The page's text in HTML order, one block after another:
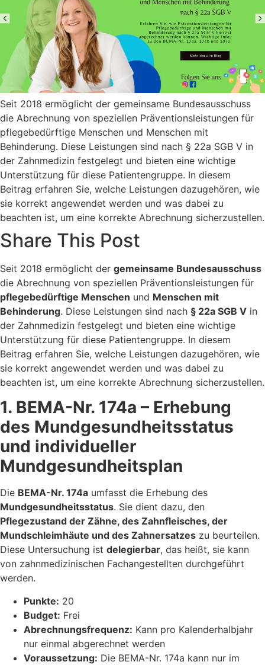
Seit 2018 ermöglicht der gemeinsame Bundesausschuss
die Abrechnung von speziellen Präventionsleistungen für
pflegebedürftige Menschen und Menschen mit
Behinderung. Diese Leistungen sind nach § 22a SGB V in
der Zahnmedizin festgelegt und bieten eine wichtige
Unterstützung für diese Patientengruppe. In diesem
Beitrag erfahren Sie, welche Leistungen dazugehören, wie
sie korrekt angewendet werden und was dabei zu
beachten ist, um eine korrekte Abrechnung sicherzustellen.
Share This Post
Seit 2018 ermöglicht der gemeinsame Bundesausschuss
die Abrechnung von speziellen Präventionsleistungen für
pflegebedürftige Menschen und Menschen mit
Behinderung. Diese Leistungen sind nach § 22a SGB V in
der Zahnmedizin festgelegt und bieten eine wichtige
Unterstützung für diese Patientengruppe. In diesem
Beitrag erfahren Sie, welche Leistungen dazugehören, wie
sie korrekt angewendet werden und was dabei zu
beachten ist, um eine korrekte Abrechnung sicherzustellen.
1. BEMA-Nr. 174a – Erhebung
des Mundgesundheitsstatus
und individueller
Mundgesundheitsplan
Die BEMA-Nr. 174a umfasst die Erhebung des
Mundgesundheitsstatus. Sie dient dazu, den
Pflegezustand der Zähne, des Zahnfleisches, der
Mundschleimhäute und des Zahnersatzes zu beurteilen.
Diese Untersuchung ist delegierbar, das heißt, sie kann
von zahnmedizinischen Fachangestellten durchgeführt
werden.
Punkte: 20
Budget: Frei
Abrechnungsfrequenz: Kann pro Kalenderhalbjahr
nur einmal abgerechnet werden
Voraussetzung: Die BEMA-Nr. 174a kann nur im